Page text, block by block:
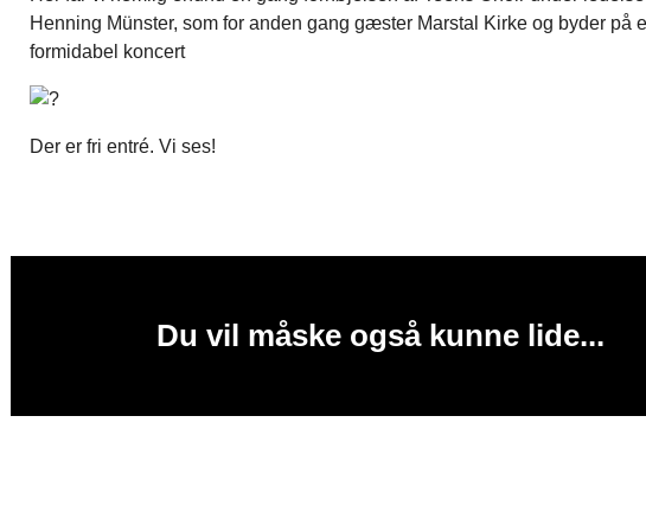
Henning Münster, som for anden gang gæster Marstal Kirke og byder på
formidabel koncert
Der er fri entré. Vi ses!
Du vil måske også kunne lide...